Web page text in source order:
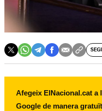
Afegeix ElNacional.cat a
Google de manera